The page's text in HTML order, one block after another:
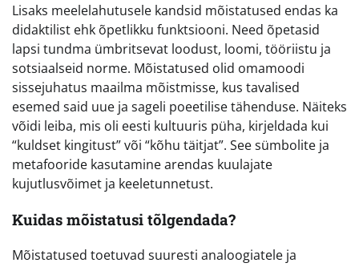
Lisaks meelelahutusele kandsid mõistatused endas ka
didaktilist ehk õpetlikku funktsiooni. Need õpetasid
lapsi tundma ümbritsevat loodust, loomi, tööriistu ja
sotsiaalseid norme. Mõistatused olid omamoodi
sissejuhatus maailma mõistmisse, kus tavalised
esemed said uue ja sageli poeetilise tähenduse. Näiteks
võidi leiba, mis oli eesti kultuuris püha, kirjeldada kui
“kuldset kingitust” või “kõhu täitjat”. See sümbolite ja
metafooride kasutamine arendas kuulajate
kujutlusvõimet ja keeletunnetust.
Kuidas mõistatusi tõlgendada?
Mõistatused toetuvad suuresti analoogiatele ja